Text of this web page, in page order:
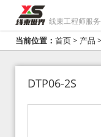
线束工程师服
当前位置： 首页> 产品 >
DTP06-2S